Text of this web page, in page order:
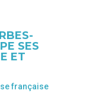
SES
ET
française